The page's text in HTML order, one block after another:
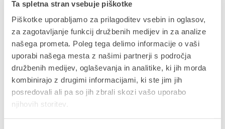
Ta spletna stran vsebuje piškotke
Piškotke uporabljamo za prilagoditev vsebin in oglasov,
za zagotavljanje funkcij družbenih medijev in za analize
našega prometa. Poleg tega delimo informacije o vaši
uporabi našega mesta z našimi partnerji s področja
družbenih medijev, oglaševanja in analitike, ki jih morda
kombinirajo z drugimi informacijami, ki ste jim jih
posredovali ali pa so jih zbrali skozi vašo uporabo
njihovih storitev.
Predavatelj:
Svetovalka za podporo, DATALAB SI d.o.o.